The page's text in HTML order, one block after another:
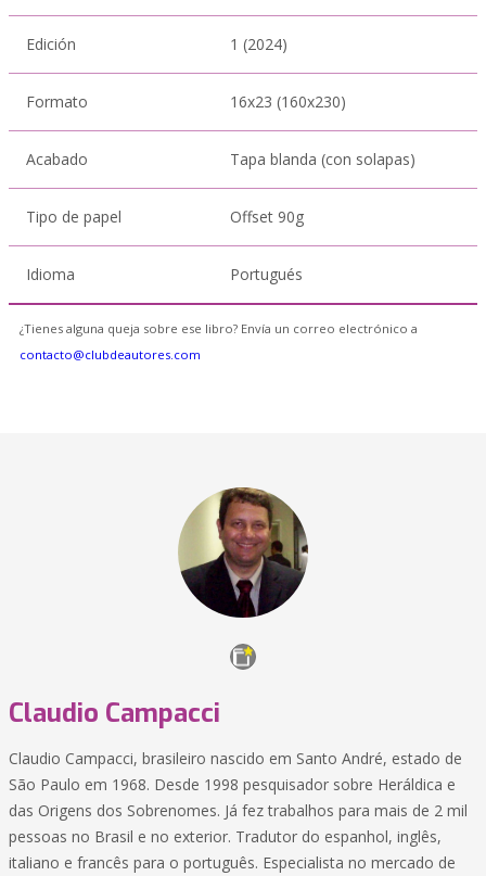
Edición 1 (2024)
Formato 16x23 (160x230)
Acabado Tapa blanda (con solapas)
Tipo de papel Offset 90g
Idioma Portugués
¿Tienes alguna queja sobre ese libro? Envía un correo electrónico a
contacto@clubdeautores.com
Claudio Campacci
Claudio Campacci, brasileiro nascido em Santo André, estado de
São Paulo em 1968. Desde 1998 pesquisador sobre Heráldica e
das Origens dos Sobrenomes. Já fez trabalhos para mais de 2 mil
pessoas no Brasil e no exterior. Tradutor do espanhol, inglês,
italiano e francês para o português. Especialista no mercado de